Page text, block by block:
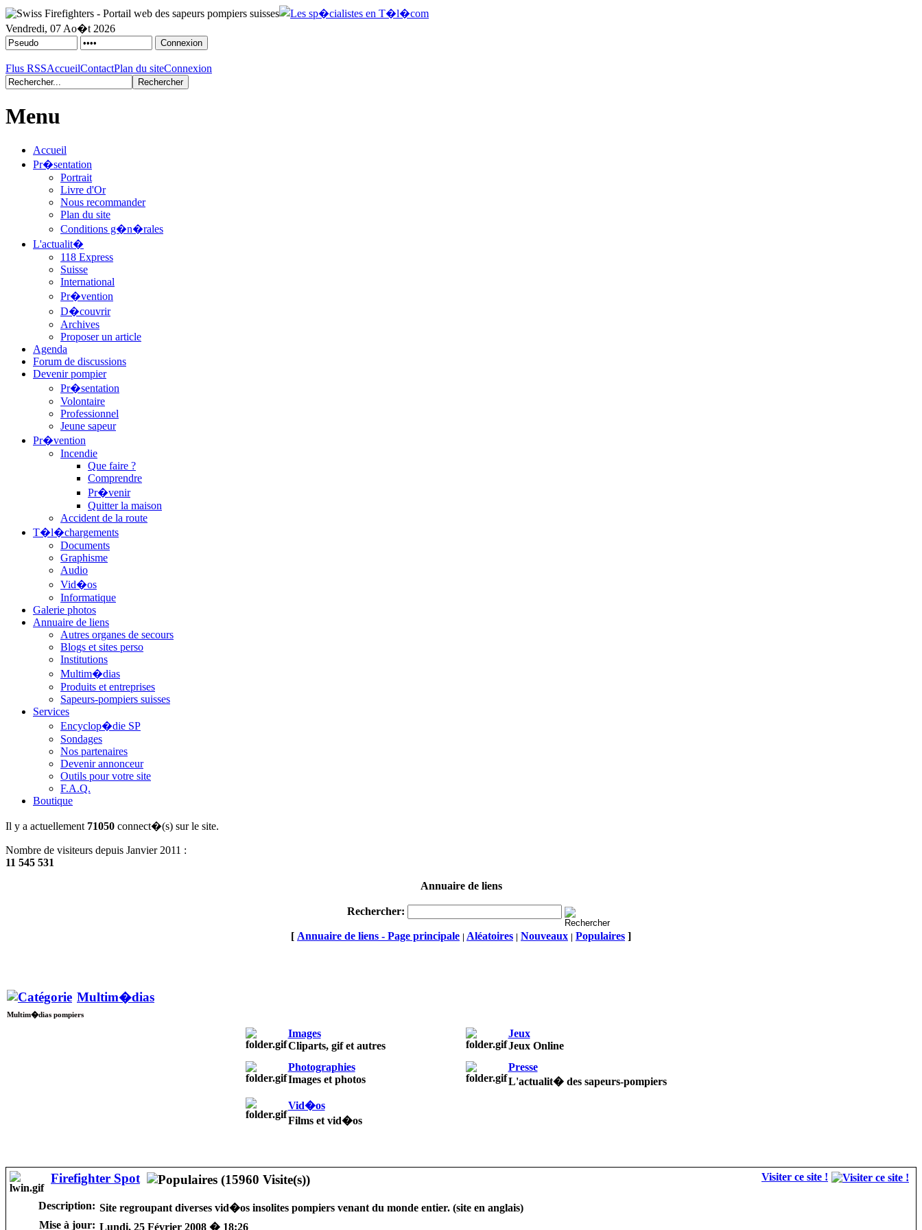
Vendredi, 07 Ao�t 2026
Flus RSSAccueilContactPlan du siteConnexion
Menu
Accueil
Pr�sentation
Portrait
Livre d'Or
Nous recommander
Plan du site
Conditions g�n�rales
L'actualit�
118 Express
Suisse
International
Pr�vention
D�couvrir
Archives
Proposer un article
Agenda
Forum de discussions
Devenir pompier
Pr�sentation
Volontaire
Professionnel
Jeune sapeur
Pr�vention
Incendie
Que faire ?
Comprendre
Pr�venir
Quitter la maison
Accident de la route
T�l�chargements
Documents
Graphisme
Audio
Vid�os
Informatique
Galerie photos
Annuaire de liens
Autres organes de secours
Blogs et sites perso
Institutions
Multim�dias
Produits et entreprises
Sapeurs-pompiers suisses
Services
Encyclop�die SP
Sondages
Nos partenaires
Devenir annonceur
Outils pour votre site
F.A.Q.
Boutique
Il y a actuellement 71050 connect�(s) sur le site.
Nombre de visiteurs depuis Janvier 2011 :
11 545 531
Annuaire de liens
Rechercher:
[ Annuaire de liens - Page principale | Aléatoires | Nouveaux | Populaires ]
Multim�dias
Multim�dias pompiers
Images
Cliparts, gif et autres
Jeux
Jeux Online
Photographies
Images et photos
Presse
L'actualit� des sapeurs-pompiers
Vid�os
Films et vid�os
Firefighter Spot Visiter ce site !
Description: Site regroupant diverses vid�os insolites pompiers venant du monde entier. (site en anglais)
Mise à jour: Lundi, 25 Février 2008 � 18:26